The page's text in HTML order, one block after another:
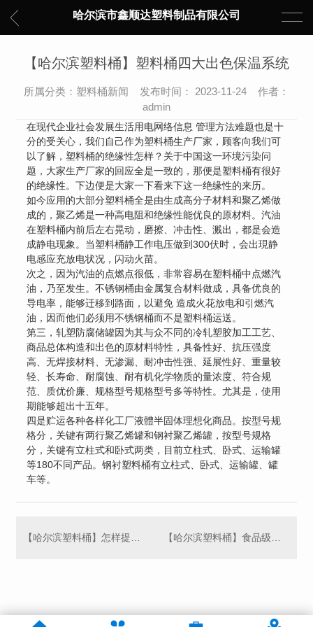
哈尔滨市鑫顺达塑料制品有限公司
【哈尔滨塑料桶】塑料桶四大出色保温系统
所属分类：塑料桶新闻 发布时间： 2023-11-24 作者：
admin
在现代企业社会发展生活用电网络信息 管理方法难题也是十
分的受关心，我们自己作为塑料桶生产厂家，顾客向我们可
以了解，塑料桶的绝缘性怎样？关于中国这一环境污染问
题，大家生产厂家的回应全是一致的，那便是塑料桶有很好
的绝缘性。下边便是大家一下看来下这一绝缘性的来历。
如今应用的大部分塑料桶全是由生成高分子材料和聚乙烯做
成的，聚乙烯是一种高电阻和绝缘性能优良的原材料。汽油
在塑料桶内前后左右晃动，磨擦、冲击性、溅出，都是会造
成静电现象。当塑料桶静工作电压做到300伏时，会出現静
电感应充放电状况，闪动火苗。
次之，因为汽油的点燃点很低，非常容易在塑料桶中点燃汽
油，乃至发生。不锈钢桶由金属复合材料做成，具备优良的
导电率，能够迁移到路面，以避免 造成火花放电和引燃汽
油，因而他们必须用不锈钢桶而不是塑料桶运送。
第三，轧塑防腐储罐因为其与众不同的冷轧塑胶加工工艺、
商品总体构造和出色的原材料特性，具备性好、抗压强度
高、无焊接材料、无渗漏、耐冲击性强、延展性好、重量较
轻、长寿命、耐腐蚀、耐有机化学物质的量浓度、符合规
范、质优价廉、规格型号规格型号多等特性。尤其是，使用
期能够超出十五年。
四是贮运各种各样化工厂液體半固体理想化商品。按型号规
格分，关键有两行聚乙烯罐和钢衬聚乙烯罐，按型号规格
分，关键有立柱式和卧式两类，目前立柱式、卧式、运输罐
等180不同产品。钢衬塑料桶有立柱式、卧式、运输罐、罐
车等。